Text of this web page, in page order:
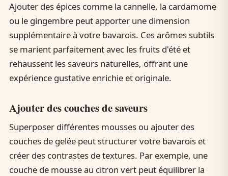
Ajouter des épices comme la cannelle, la cardamome
ou le gingembre peut apporter une dimension
supplémentaire à votre bavarois. Ces arômes subtils
se marient parfaitement avec les fruits d'été et
rehaussent les saveurs naturelles, offrant une
expérience gustative enrichie et originale.
Ajouter des couches de saveurs
Superposer différentes mousses ou ajouter des
couches de gelée peut structurer votre bavarois et
créer des contrastes de textures. Par exemple, une
couche de mousse au citron vert peut équilibrer la